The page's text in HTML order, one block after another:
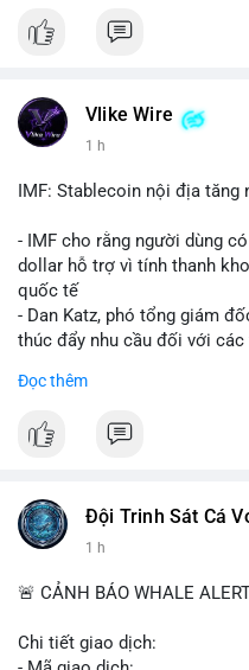
coin được tìm kiếm nhiều
💬 DÒNG CHẢY TIN TỨC &
Binance Square tập trung
luận về Clearity Act.
💡 NHẬN ĐỊNH & KHUYẾN
cực do sợ hãi, nhưng xu
có thể tạo cơ hội mua sớm.
chính sách crypto Mỹ.
Vlike Wire
1 h
IMF: Stablecoin nội địa
- IMF cho rằng người dùng
dollar hỗ trợ vì tính thanh
quốc tế
- Dan Katz, phó tổng giám
thúc đẩy nhu cầu đối với
triển stablecoin nội địa
$btc $eth
📰 Nguồn: Cointelegraph
Đọc thêm
Đội Trinh Sát Cá
1 h
🚨 CẢNH BÁO WHALE
Chi tiết giao dịch: